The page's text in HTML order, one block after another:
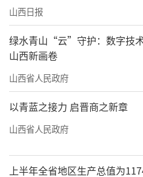
利用、广电影视设备、
护、体育设备等方面细
提升重点，力争到2027
投资规模较2023年增长
旅产业向智能、绿色、
全面摸底，加强项
领域设备更新有效需求
降耗，加快观光游乐、
山西日报
绿水青山“云”守护：数字技
山西新画卷
山西省人民政府
以青蓝之接力 启晋商之新章
山西省人民政府
上半年全省地区生产总值为